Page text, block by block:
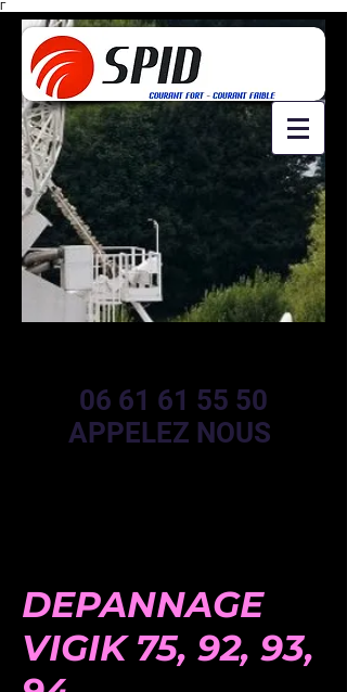
Γ
06 61 61 55 50
APPELEZ NOUS
DEPANNAGE
VIGIK 75, 92, 93,